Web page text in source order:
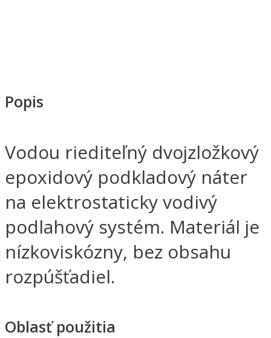
Popis
Vodou riediteľný dvojzložkový
epoxidový podkladový náter
na elektrostaticky vodivý
podlahový systém. Materiál je
nízkoviskózny, bez obsahu
rozpúšťadiel.
Oblasť použitia